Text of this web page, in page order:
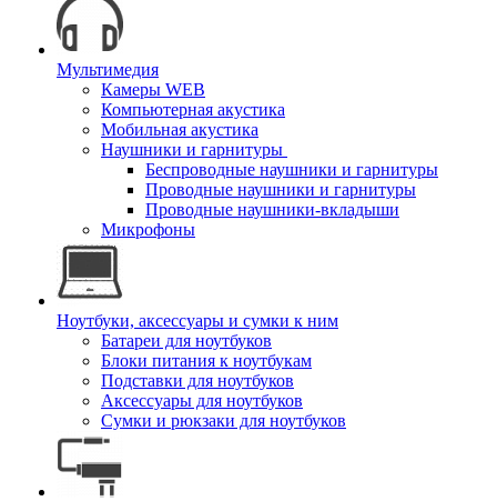
Мультимедия
Камеры WEB
Компьютерная акустика
Мобильная акустика
Наушники и гарнитуры
Беспроводные наушники и гарнитуры
Проводные наушники и гарнитуры
Проводные наушники-вкладыши
Микрофоны
Ноутбуки, аксессуары и сумки к ним
Батареи для ноутбуков
Блоки питания к ноутбукам
Подставки для ноутбуков
Аксессуары для ноутбуков
Сумки и рюкзаки для ноутбуков